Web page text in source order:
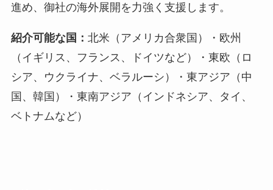
進め、御社の海外展開を力強く支援します。
紹介可能な国： 北米（アメリカ合衆国）・欧州
（イギリス、フランス、ドイツなど）・東欧（ロ
シア、ウクライナ、ベラルーシ）・東アジア（中
国、韓国）・東南アジア（インドネシア、タイ、
ベトナムなど）